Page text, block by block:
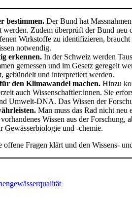
bestimmen. Der Bund hat
werden. Zudem überprüft der Bund
Wirkstoffe zu identifizieren,
notwendig.
erkennen. In der Schweiz werden
gemessen und im Gesetz geregelt
und interpretiert werden.
den Klimawandel machen. Hinzu
auch Wissenschaftler:innen. Sie
Umwelt-DNA. Das Wissen der
Man muss das Rad nicht
Wissen aus der
Gewässerbiologie und -chemie.
Fragen klärt und den Wissens-